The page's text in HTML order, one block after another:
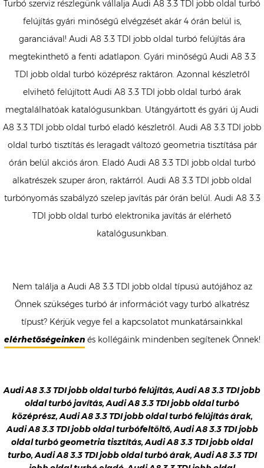
Turbó szerviz részlegünk vállalja Audi A8 3.3 TDI jobb oldal turbó
felújítás gyári minőségű elvégzését akár 4 órán belül is,
garanciával! Audi A8 3.3 TDI jobb oldal turbó felújítás ára
megtekinthető a fenti adatlapon. Gyári minőségű Audi A8 3.3
TDI jobb oldal turbó középrész raktáron. Azonnal készletről
elvihető felújított Audi A8 3.3 TDI jobb oldal turbó árak
megtalálhatóak katalógusunkban. Utángyártott és gyári új Audi
A8 3.3 TDI jobb oldal turbó eladó készletről. Audi A8 3.3 TDI jobb
oldal turbó tisztítás és leragadt változó geometria tisztítása pár
órán belül akciós áron. Eladó Audi A8 3.3 TDI jobb oldal turbó
alkatrészek szuper áron, raktárról. Audi A8 3.3 TDI jobb oldal
turbónyomás szabályzó szelep javítás pár órán belül. Audi A8 3.3
TDI jobb oldal turbó elektronika javítás ár elérhető
katalógusunkban.
Nem találja a Audi A8 3.3 TDI jobb oldal típusú autójához az
Önnek szükséges turbó ár információt vagy turbó alkatrész
típust? Kérjük vegye fel a kapcsolatot munkatársainkkal
elérhetőségeinkenés kollégáink mindenben segítenek Önnek!
Audi A8 3.3 TDI jobb oldal turbó felújítás, Audi A8 3.3 TDI jobb
oldal turbó javítás, Audi A8 3.3 TDI jobb oldal turbó
középrész, Audi A8 3.3 TDI jobb oldal turbó felújítás árak,
Audi A8 3.3 TDI jobb oldal turbófeltöltő, Audi A8 3.3 TDI jobb
oldal turbó geometria tisztítás, Audi A8 3.3 TDI jobb oldal
turbo, Audi A8 3.3 TDI jobb oldal turbó árak, Audi A8 3.3 TDI